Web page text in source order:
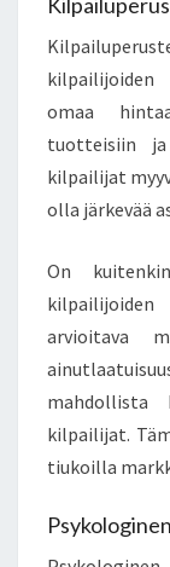
kilpailijoiden
omaa
tuotteisiin
kilpailijat
olla järkevää
On
arvioitava
mahdollista
kilpailijat.
tiukoilla